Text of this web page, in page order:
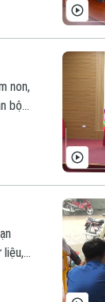
non,
bộ